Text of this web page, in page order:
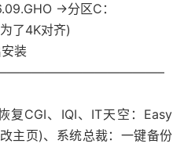
→分区C：
了4K对齐)
装
CGI、IQI、IT天空：Easy
主页)、系统总裁：一键备份